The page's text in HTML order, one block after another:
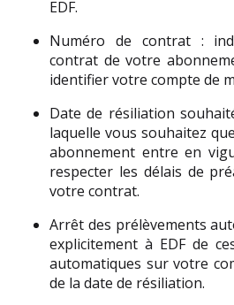
EDF.
Numéro de contrat :
contrat de votre
identifier votre compte de
Date de résiliation
laquelle vous souhaitez
abonnement entre en
respecter les délais de
votre contrat.
Arrêt des prélèvements
explicitement à EDF de
automatiques sur votre
de la date de résiliation.